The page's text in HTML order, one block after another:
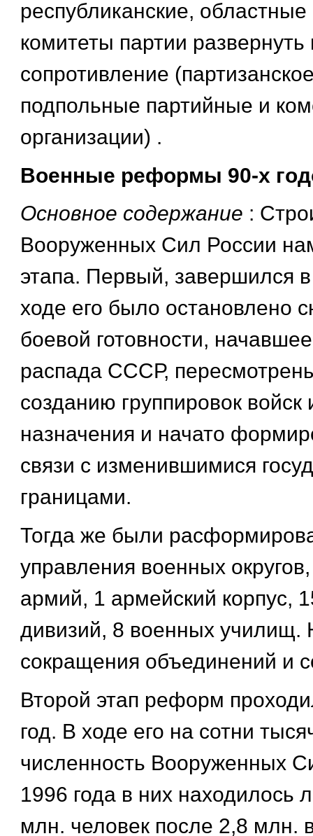
республиканские,
комитеты партии развернуть
сопротивление
подпольные партийные и
организации) .
Военные реформы 90-х
Основное содержание :
Вооруженных Сил России
этапа. Первый, завершился в
ходе его было остановлено
боевой готовности,
распада СССР,
созданию группировок
назначения и начато
связи с изменившимися
границами.
Тогда же были
управления военных
армий, 1 армейский корпус,
дивизий, 8 военных училищ.
сокращения объединений и
Второй этап реформ
год. В ходе его на сотни
численность Вооруженных
1996 года в них находилось
млн. человек после 2,8 млн.